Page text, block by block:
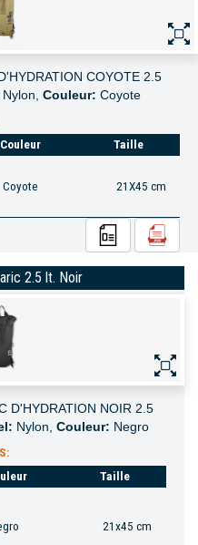
COYOTE 2.5
Nylon, Couleur: Coyote
Couleur Taille
Coyote 21X45 cm
2.5 lt. Noir
D'HYDRATION NOIR 2.5
Nylon, Couleur: Negro
Taille
21x45 cm